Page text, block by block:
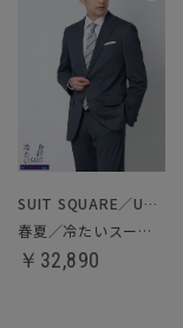
SUIT SQUARE／UNIVERSAL LANGUAGE
春夏／冷たいスーツ～Jersey～
￥32,890